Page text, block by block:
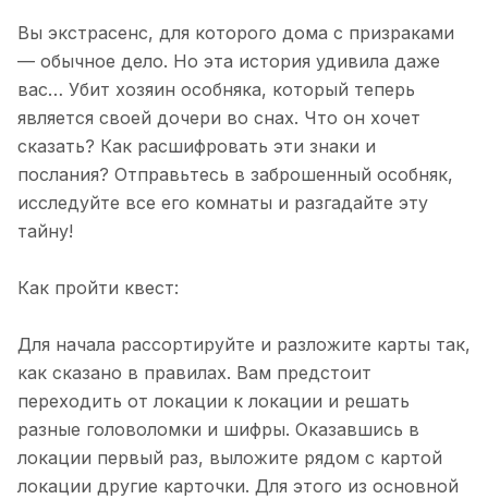
Вы экстрасенс, для которого дома с призраками
— обычное дело. Но эта история удивила даже
вас… Убит хозяин особняка, который теперь
является своей дочери во снах. Что он хочет
сказать? Как расшифровать эти знаки и
послания? Отправьтесь в заброшенный особняк,
исследуйте все его комнаты и разгадайте эту
тайну!
Как пройти квест:
Для начала рассортируйте и разложите карты так,
как сказано в правилах. Вам предстоит
переходить от локации к локации и решать
разные головоломки и шифры. Оказавшись в
локации первый раз, выложите рядом с картой
локации другие карточки. Для этого из основной